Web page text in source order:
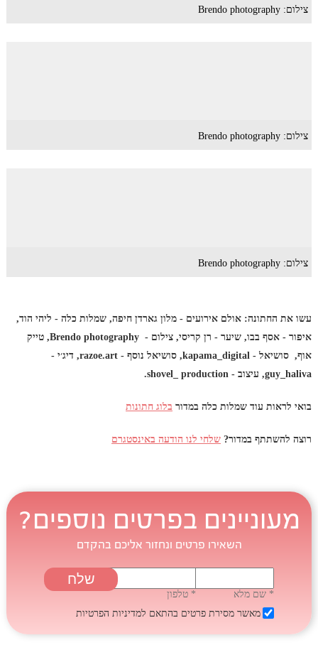
צילום: Brendo photography
צילום: Brendo photography
צילום: Brendo photography
עשו את החתונה: אולם אירועים - מלון גארדן חיפה, שמלות כלה - ליהי הוד,
איפור - אסף בבו, שיער - רן קריסי, צילום - Brendo photography, טייק
אוף, סושיאל - kapama_digital, סושיאל נוסף - razoe.art, דיג׳י -
guy_haliva, עיצוב - shovel_ production.
בואי לראות עוד שמלות כלה במדור בלוג חתונות
רוצה להשתתף במדור? שלחי לנו הודעה באינסטגרם
מעוניינים בפרטים נוספים?
השאירו פרטים ונחזור אליכם בהקדם
* שם מלא
* טלפון
מאשר מסירת פרטים בהתאם למדיניות הפרטיות